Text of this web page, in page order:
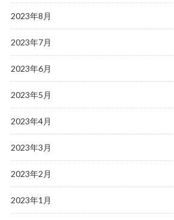
2023年8月
2023年7月
2023年6月
2023年5月
2023年4月
2023年3月
2023年2月
2023年1月